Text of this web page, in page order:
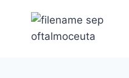
contenido